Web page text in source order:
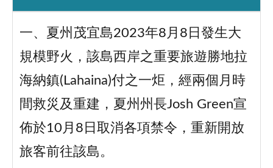
一、夏州茂宜島2023年8月8日發生大
規模野火，該島西岸之重要旅遊勝地拉
海納鎮(Lahaina)付之一炬，經兩個月時
間救災及重建，夏州州長Josh Green宣
佈於10月8日取消各項禁令，重新開放
旅客前往該島。